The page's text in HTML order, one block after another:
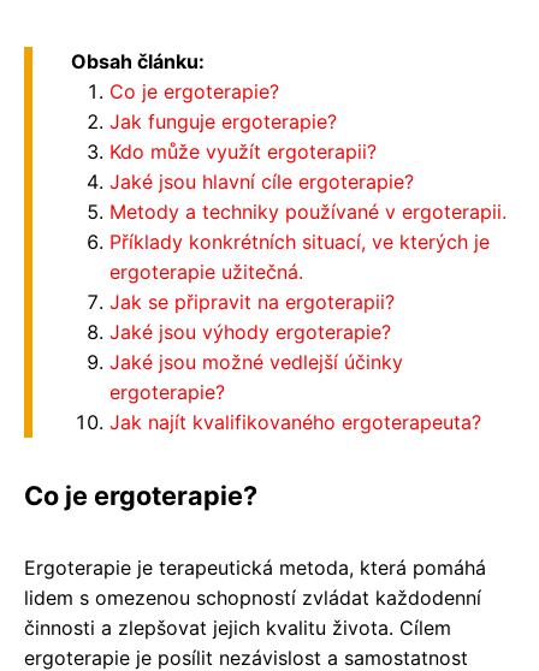
Obsah článku:
Co je ergoterapie?
Jak funguje ergoterapie?
Kdo může využít ergoterapii?
Jaké jsou hlavní cíle ergoterapie?
Metody a techniky používané v ergoterapii.
Příklady konkrétních situací, ve kterých je
ergoterapie užitečná.
Jak se připravit na ergoterapii?
Jaké jsou výhody ergoterapie?
Jaké jsou možné vedlejší účinky
ergoterapie?
Jak najít kvalifikovaného ergoterapeuta?
Co je ergoterapie?
Ergoterapie je terapeutická metoda, která pomáhá
lidem s omezenou schopností zvládat každodenní
činnosti a zlepšovat jejich kvalitu života. Cílem
ergoterapie je posílit nezávislost a samostatnost